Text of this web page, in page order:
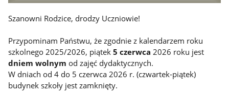
Szanowni Rodzice, drodzy Uczniowie!
Przypominam Państwu, że zgodnie z kalendarzem roku
szkolnego 2025/2026, piątek5 czerwca 2026 roku jest
dniem wolnym od zajęć dydaktycznych.
W dniach od 4 do 5 czerwca 2026 r. (czwartek-piątek)
budynek szkoły jest zamknięty.